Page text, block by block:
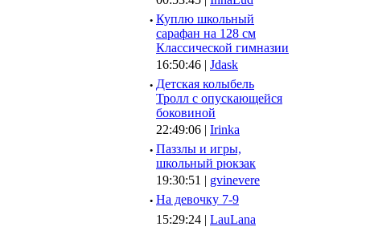
· Куплю школьный
сарафан на 128 см
Классической гимназии
16:50:46 | Jdask
· Детская колыбель
Тролл с опускающейся
боковиной
22:49:06 | Irinka
· Паззлы и игры,
школьный рюкзак
19:30:51 | gvinevere
· Hа девочку 7-9
15:29:24 | LauLana